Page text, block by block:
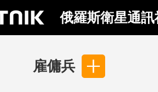
俄羅斯衛星通
雇傭兵